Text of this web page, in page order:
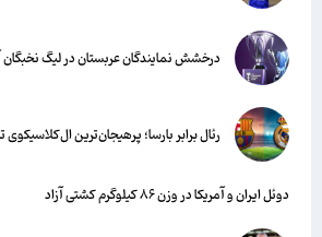
درخشش نمایندگان عربستان در لیگ نخبگان
رئال برابر بارسا؛ پرهیجان‌‌ترین ال‌کلاسیکوی
دوئل ایران و آمریکا در وزن ۸۶ کیلوگرم کشتی آزاد